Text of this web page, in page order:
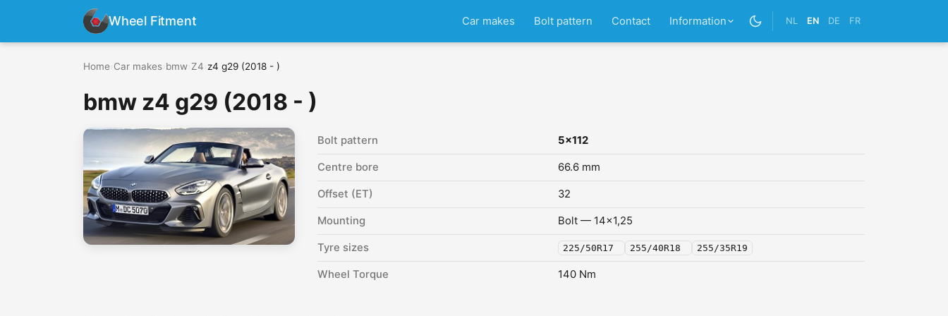
Wheel Fitment Car makes Bolt pattern Contact Information NL EN DE FR
Home Car makes bmw Z4 z4 g29 (2018 - )
bmw z4 g29 (2018 - )
Bolt pattern 5x112
Centre bore 66.6 mm
Offset (ET) 32
Mounting Bolt — 14x1,25
Tyre sizes 225/50R17 255/40R18 255/35R19
Wheel Torque 140 Nm